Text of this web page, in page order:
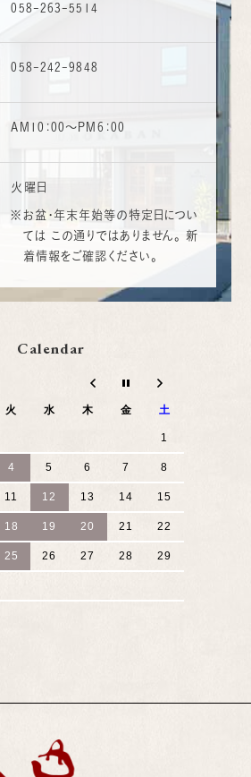
058-263-5514
058-242-9848
AM10：00〜PM6：00
火曜日
※お盆・年末年始等の特定日につい
ては この通りではありません。
新
着情報をご確認ください。
Calendar
火 水 木 金 土
1
4 5 6 7 8
11 12 13 14 15
18 19 20 21 22
25 26 27 28 29